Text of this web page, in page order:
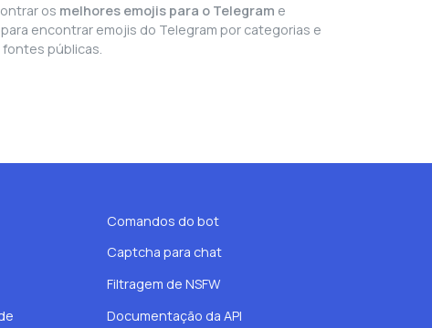
os melhores emojis para o Telegram e
encontrar emojis do Telegram por categorias e
públicas.
Comandos do bot
Captcha para chat
Filtragem de NSFW
Documentação da API